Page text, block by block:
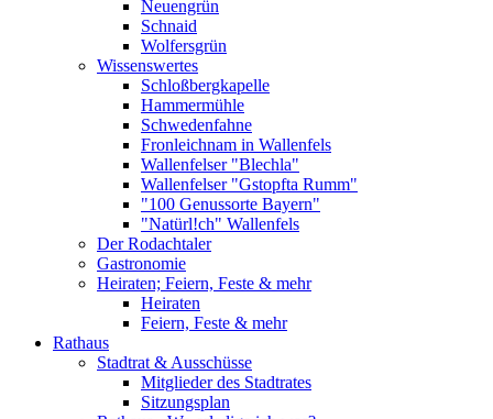
Neuengrün
Schnaid
Wolfersgrün
Wissenswertes
Schloßbergkapelle
Hammermühle
Schwedenfahne
Fronleichnam in Wallenfels
Wallenfelser "Blechla"
Wallenfelser "Gstopfta Rumm"
"100 Genussorte Bayern"
"Natürl!ch" Wallenfels
Der Rodachtaler
Gastronomie
Heiraten; Feiern, Feste & mehr
Heiraten
Feiern, Feste & mehr
Rathaus
Stadtrat & Ausschüsse
Mitglieder des Stadtrates
Sitzungsplan